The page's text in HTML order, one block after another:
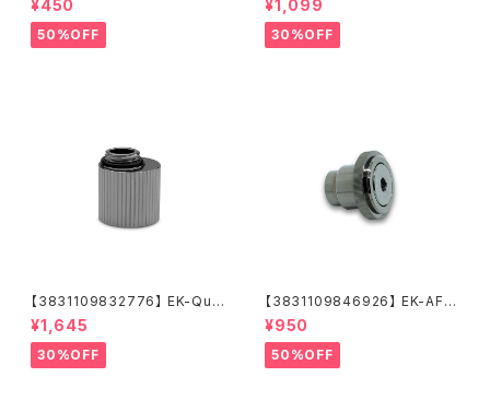
Black Nickel
¥450
50%OFF
ckel
¥1,099
30%OFF
【3831109832776】 EK-Qua
ntum Torque Rotary Offset
3 - Black Nickel
¥1,645
30%OFF
【3831109846926】 EK-AF F
illPort G1/4 - Black Nickel
¥950
50%OFF